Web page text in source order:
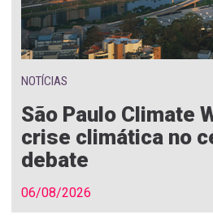
NOTÍCIAS
São Paulo Climate
crise climática no
debate
06/08/2026